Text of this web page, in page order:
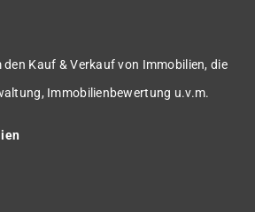
Kauf & Verkauf von Immobilien, die
Immobilienbewertung u.v.m.